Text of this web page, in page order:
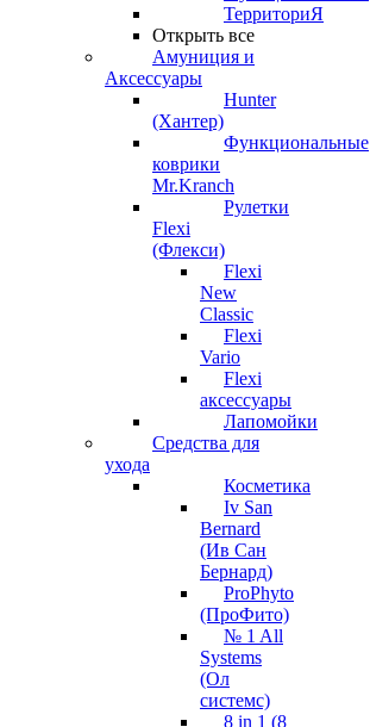
ТерриториЯ
Открыть все
Амуниция и
Аксессуары
Hunter
(Хантер)
Функциональные
коврики
Mr.Kranch
Рулетки
Flexi
(Флекси)
Flexi
New
Classic
Flexi
Vario
Flexi
аксессуары
Лапомойки
Средства для
ухода
Косметика
Iv San
Bernard
(Ив Сан
Бернард)
ProPhyto
(ПроФито)
№ 1 All
Systems
(Ол
системс)
8 in 1 (8